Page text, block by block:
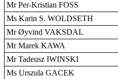
Mr Per-Kristian FOSS
Ms Karin S. WOLDSETH
Mr Øyvind VAKSDAL
Mr Marek KAWA
Mr Tadeusz IWINSKI
Ms Urszula GACEK